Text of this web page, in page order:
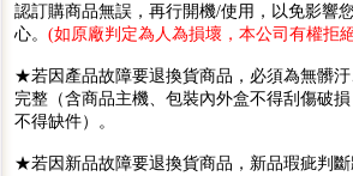
認訂購商品無誤，再行開機/使用，以免影響
心。 (如原廠判定為人為損壞，本公司有權拒
★若因產品故障要退換貨商品，必須為無髒
完整（含商品主機、包裝內外盒不得刮傷破
不得缺件）。
★若因新品故障要退換貨商品，新品瑕疵判